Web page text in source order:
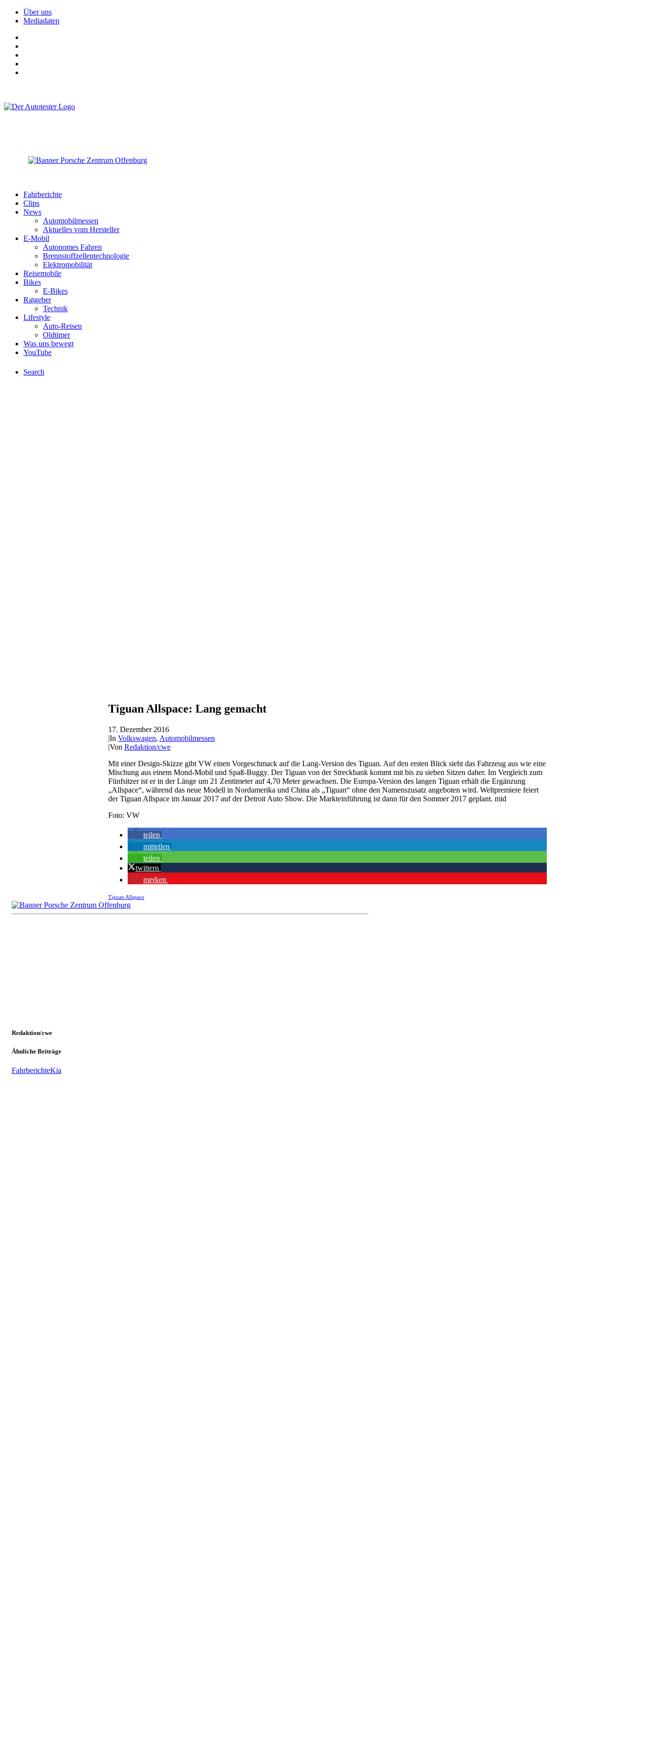
Über uns
Mediadaten
Fahrberichte
Clips
News
Automobilmessen
Aktuelles vom Hersteller
E-Mobil
Autonomes Fahren
Brennstoffzellentechnologie
Elektromobilität
Reisemobile
Bikes
E-Bikes
Ratgeber
Technik
Lifestyle
Auto-Reisen
Oldtimer
Was uns bewegt
YouTube
Search
Tiguan Allspace: Lang gemacht
17. Dezember 2016
|In Volkswagen, Automobilmessen
|Von Redaktion/cwe
Mit einer Design-Skizze gibt VW einen Vorgeschmack auf die Lang-Version des Tiguan. Auf den ersten Blick sieht das Fahrzeug aus wie eine
Mischung aus einem Mond-Mobil und Spaß-Buggy. Der Tiguan von der Streckbank kommt mit bis zu sieben Sitzen daher. Im Vergleich zum
Fünfsitzer ist er in der Länge um 21 Zentimeter auf 4,70 Meter gewachsen. Die Europa-Version des langen Tiguan erhält die Ergänzung
„Allspace“, während das neue Modell in Nordamerika und China als „Tiguan“ ohne den Namenszusatz angeboten wird. Weltpremiere feiert
der Tiguan Allspace im Januar 2017 auf der Detroit Auto Show. Die Markteinführung ist dann für den Sommer 2017 geplant. mid
Foto: VW
teilen
mitteilen
teilen
twittern
merken
Tiguan Allspace
Redaktion/cwe
Ähnliche Beiträge
FahrberichteKia